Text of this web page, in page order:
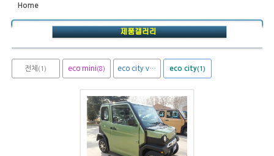
Home
전체 (1) eco mini (8) eco city van eco city(1)
에코 시티
2176